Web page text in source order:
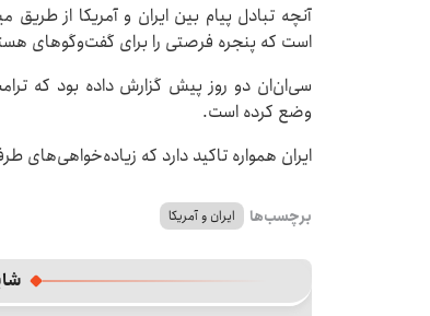
آنچه تبادل پیام بین ایران و آمریکا از
است که پنجره فرصتی را برای گفت‌وگوهای
سی‌ان‌ان دو روز پیش گزارش داده بود که
وضع کرده است.
ایران همواره تاکید دارد که زیاده‌خواهی‌های
برچسب‌ها ایران و آمریکا